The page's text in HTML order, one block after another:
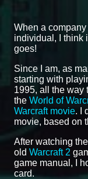
When a
individual, I think
goes!
Since I am, as
starting with
1995, all the way
the World of
Warcraft movie. I
movie, based on
After watching
old Warcraft 2
game manual, I
card.